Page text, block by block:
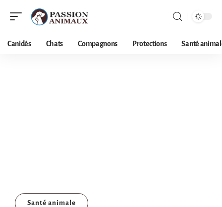
Canidés Chats Compagnons Protections Santé
Santé animale